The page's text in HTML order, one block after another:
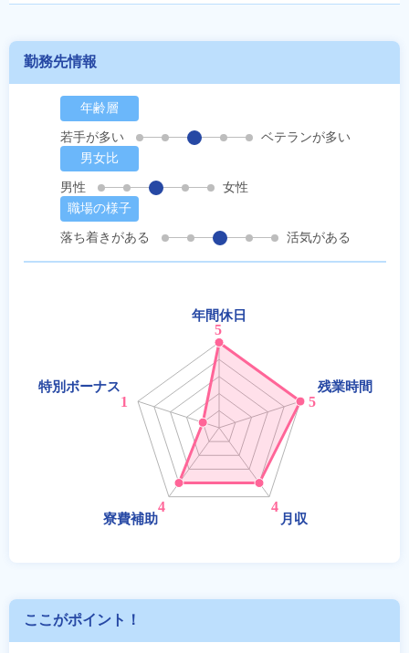
勤務先情報
年齢層
若手が多い
ベテランが多い
男女比
男性
女性
職場の様子
落ち着きがある
活気がある
ここがポイント！